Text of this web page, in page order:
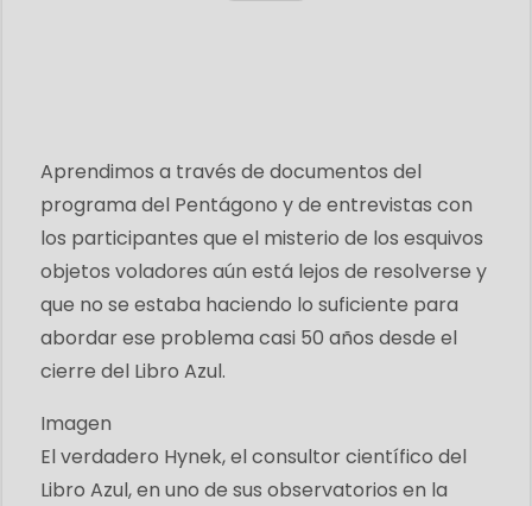
Aprendimos a través de documentos del
programa del Pentágono y de entrevistas con
los participantes que el misterio de los esquivos
objetos voladores aún está lejos de resolverse y
que no se estaba haciendo lo suficiente para
abordar ese problema casi 50 años desde el
cierre del Libro Azul.
Imagen
El verdadero Hynek, el consultor científico del
Libro Azul, en uno de sus observatorios en la